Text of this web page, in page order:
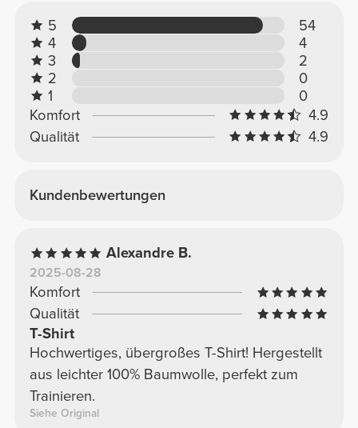
5
54
4
4
3
2
2
0
1
0
Komfort
4.9
Qualität
4.9
Kundenbewertungen
Alexandre B.
2025-08-28
Komfort
Qualität
T-Shirt
Hochwertiges, übergroßes T-Shirt! Hergestellt
aus leichter 100% Baumwolle, perfekt zum
Trainieren.
Siehe Original